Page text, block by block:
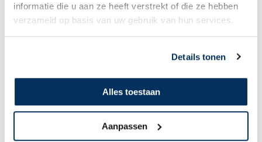
informatie die u aan ze heeft verstrekt of die ze hebben
verzameld op basis van uw gebruik van hun services.
Details tonen
Alles toestaan
Aanpassen
gemeente Alblasserdam
Ik ga fietsen op 4 juli voor mensen die hulp nodig hebben in